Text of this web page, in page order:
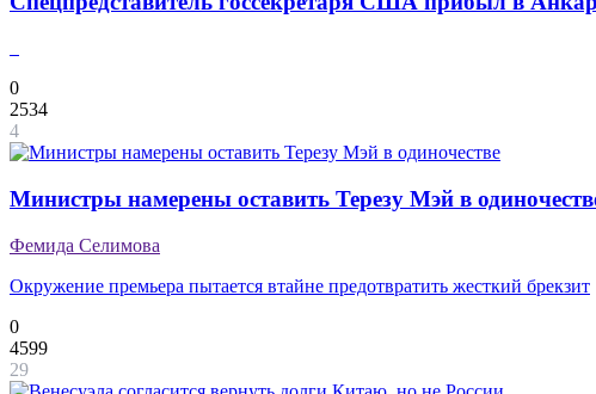
0
2534
4
Министры намерены оставить Терезу Мэй в
Фемида Селимова
Окружение премьера пытается втайне предотвратить жесткий брекзит
0
4599
29